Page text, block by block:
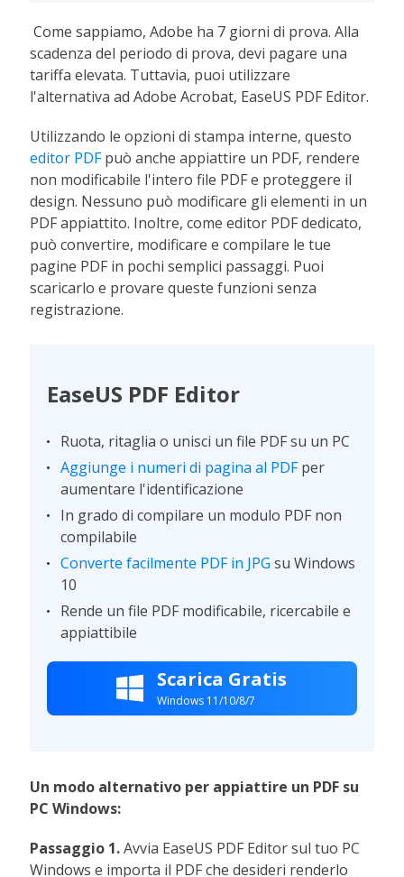
Come sappiamo, Adobe ha 7 giorni di prova. Alla
scadenza del periodo di prova, devi pagare una
tariffa elevata. Tuttavia, puoi utilizzare
l'alternativa ad Adobe Acrobat, EaseUS PDF Editor.
Utilizzando le opzioni di stampa interne, questo
editor PDFpuò anche appiattire un PDF, rendere
non modificabile l'intero file PDF e proteggere il
design. Nessuno può modificare gli elementi in un
PDF appiattito. Inoltre, come editor PDF dedicato,
può convertire, modificare e compilare le tue
pagine PDF in pochi semplici passaggi. Puoi
scaricarlo e provare queste funzioni senza
registrazione.
EaseUS PDF Editor
Ruota, ritaglia o unisci un file PDF su un PC
Aggiunge i numeri di pagina al PDFper
aumentare l'identificazione
In grado di compilare un modulo PDF non
compilabile
Converte facilmente PDF in JPG su Windows
10
Rende un file PDF modificabile, ricercabile e
appiattibile
 Scarica Gratis
Windows 11/10/8/7
Un modo alternativo per appiattire un PDF su
PC Windows:
Passaggio 1.Avvia EaseUS PDF Editor sul tuo PC
Windows e importa il PDF che desideri renderlo